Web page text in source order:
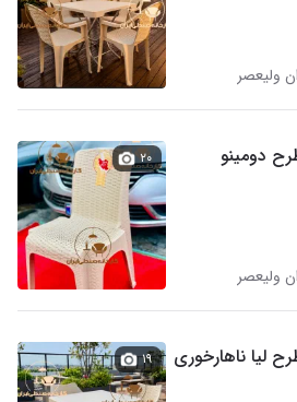
ولیعصر
دومینو
ولیعصر
۲۰
لیا ناهارخوری
۱۹